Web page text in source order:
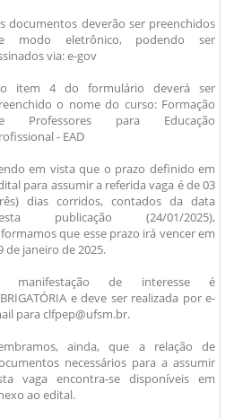
documentos deverão ser preenchidos
modo eletrônico, podendo ser
via: e-gov
item 4 do formulário deverá ser
o nome do curso: Formação
Professores para Educação
- EAD
em vista que o prazo definido em
para assumir a referida vaga é de 03
dias corridos, contados da data
publicação (24/01/2025),
que esse prazo irá vencer em
de janeiro de 2025.
manifestação de interesse é
e deve ser realizada por e-
para clfpep@ufsm.br.
ainda, que a relação de
necessários para a assumir
vaga encontra-se disponíveis em
ao edital.